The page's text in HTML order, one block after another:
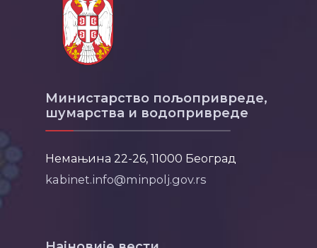
Министарство пољопривреде,
шумарства и водопривреде
Немањина 22-26, 11000 Београд
kabinet.info@minpolj.gov.rs